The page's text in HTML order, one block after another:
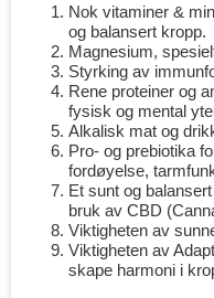
Nok vitaminer &
og balansert kropp.
Magnesium,
Styrking av
Rene proteiner og
fysisk og mental
Alkalisk mat og
Pro- og prebiotika
fordøyelse,
Et sunt og
bruk av CBD
Viktigheten av
Viktigheten av
skape harmoni i